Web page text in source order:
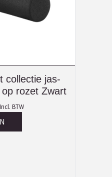
collectie jas-
rozet Zwart
Incl. BTW